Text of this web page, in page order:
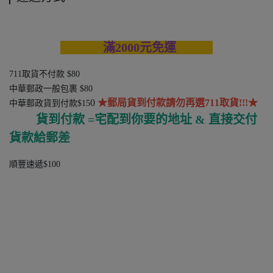
滿2000元免運
711取貨不付款 $80
中華郵政一般包裹 $80
中華郵政貨到付款$150 ★郵局貨到付款請勿再選711取貨!!!★
貨到付款 =宅配到你要的地址 & 直接交付
貨款給郵差
順豐速遞$100